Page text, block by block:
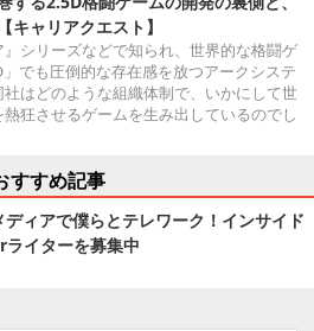
キャリアクエスト】
』シリーズなどで知られ、世界的な格闘ゲ
」でも圧倒的な存在感を放つアークシステ
はどのような組織体制で、いかにして世
狂させるゲームを生み出しているのでし
すすめ記事
ディアで僕らとテレワーク！インサイド
イターを募集中